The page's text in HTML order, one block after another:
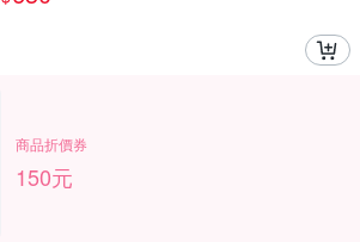
商品折價券
150元